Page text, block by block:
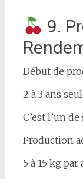
9.
Début de
2 à 3 ans
C’est l’un
Production
5 à 15 kg par